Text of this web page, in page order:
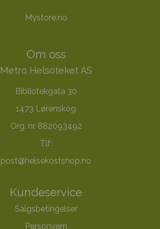
Mystore.no
Om oss
Metro Helsoteket AS
Bibliotekgata 30
1473 Lørenskog
Org. nr. 882093492
Tlf:
post@helsekostshop.no
Kundeservice
Salgsbetingelser
Personvern